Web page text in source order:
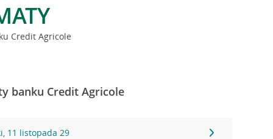
Credit Agricole
banku Credit Agricole
11 listopada 29